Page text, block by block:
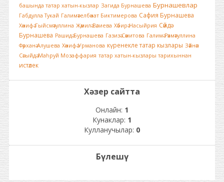
башында татар хатын-кызлар Загида Бурнашева Бурнашевлар
Габдулла Тукай Галимәтелбәнат Биктимерова Сафия Бурнашева
Хәнифә Гыйсмәтуллина Җәмилә Вәлиева Хәбирә Насыйрия Сәйдә
Бурнашева Рашидә Бурнашева Газизә Сәмитова Галимә Рәхмәтуллина
Фәрханә Алушева Хәнифә Урманова күренекле татар кызлары Зәйнәп
Сәгыйдә Маһруй Мозаффария татар хатын-кызлары тарихыннан
истәлек
Хәзер сайтта
Онлайн: 1
Кунаклар: 1
Кулланучылар: 0
Бүлешү